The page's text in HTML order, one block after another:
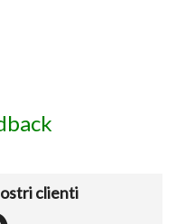
clienti